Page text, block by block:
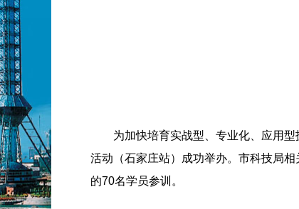
为加快培育实战型、专业化、应用
活动（石家庄站）成功举办。市科技局
的70名学员参训。